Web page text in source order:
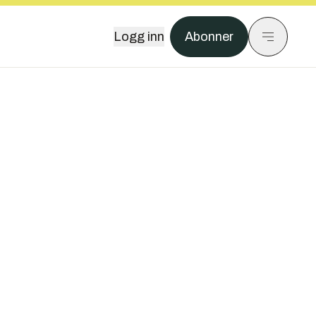
Logg inn Abonner